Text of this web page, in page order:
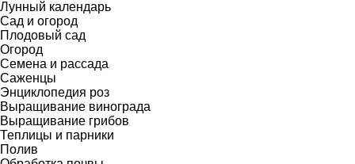
Лунный календарь
Сад и огород
Плодовый сад
Огород
Семена и рассада
Саженцы
Энциклопедия роз
Выращивание винограда
Выращивание грибов
Теплицы и парники
Полив